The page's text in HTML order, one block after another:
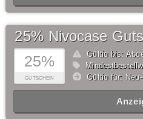
25%
GUTSCHEIN
25% Nivocase
Gültig bis:
Gültig für: